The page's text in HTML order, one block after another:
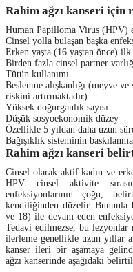
Rahim ağzı kanseri
Human Papilloma Virus (HPV)
Cinsel yolla bulaşan başka
Erken yaşta (16 yaştan önce)
Birden fazla cinsel partner
Tütün kullanımı
Beslenme alışkanlığı (meyve
riskini artırmaktadır)
Yüksek doğurganlık sayısı
Düşük sosyoekonomik düzey
Özellikle 5 yıldan daha uzun
Bağışıklık sisteminin
Rahim ağzı kanseri
Cinsel olarak aktif kadın ve
HPV cinsel aktivite
enfeksiyonlarının çoğu,
kendiliğinden düzelir.
ve 18) ile devam eden
Tedavi edilmezse, bu
ilerleme genellikle uzun yıllar
kanser ileri bir aşamaya
ağzı kanserinde aşağıdaki